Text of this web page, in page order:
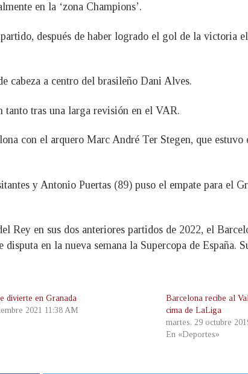
en la ‘zona Champions’.
después de haber logrado el gol de la victoria
cabeza a centro del brasileño Dani Alves.
tras una larga revisión en el VAR.
con el arquero Marc André Ter Stegen, que estuvo
y Antonio Puertas (89) puso el empate para el
Rey en sus dos anteriores partidos de 2022, el
en la nueva semana la Supercopa de España.
divierte en Granada
2021 11:38 AM
Barcelona recibe al
cima de LaLiga
martes, 29 octubre
En «Deportes»